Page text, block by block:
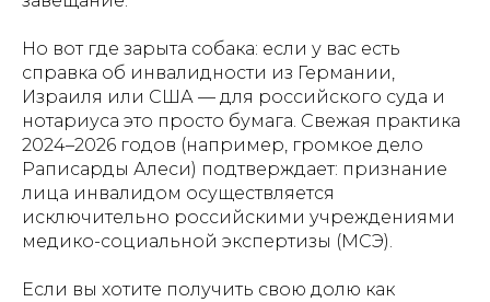
Но вот где зарыта собака: если у вас есть
справка об инвалидности из Германии,
Израиля или США — для российского суда и
нотариуса это просто бумага. Свежая практика
2024–2026 годов (например, громкое дело
Раписарды Алеси) подтверждает: признание
лица инвалидом осуществляется
исключительно российскими учреждениями
медико-социальной экспертизы (МСЭ).
Если вы хотите получить свою долю как